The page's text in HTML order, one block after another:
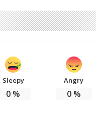
Sleepy
0 %
Angry
0%